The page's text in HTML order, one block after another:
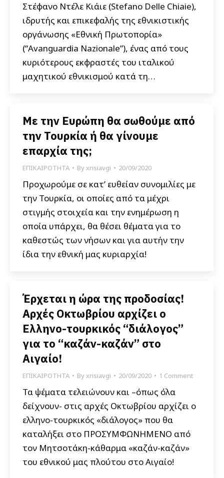
Στέφανο Ντέλε Κιάιε (Stefano Delle Chiaie),
ιδρυτής και επικεφαλής της εθνικιστικής
οργάνωσης «Εθνική Πρωτοπορία»
(“Avanguardia Nazionale”), ένας από τους
κυριότερους εκφραστές του ιταλικού
μαχητικού εθνικισμού κατά τη…
Με την Ευρώπη θα σωθούμε από
την Τουρκία ή θα γίνουμε
επαρχία της;
ΕΠΙΚΑΙΡΟΤΗΤΑ Byxrisiavgi 20/09/2020
Προχωρούμε σε κατ’ ευθείαν συνομιλίες με
την Τουρκία, οι οποίες από τα μέχρι
στιγμής στοιχεία και την ενημέρωση η
οποία υπάρχει, θα θέσει θέματα για το
καθεστώς των νήσων και για αυτήν την
ίδια την εθνική μας κυριαρχία!
Έρχεται η ώρα της προδοσίας!
Αρχές Οκτωβρίου αρχίζει ο
Ελληνο-τουρκικός “διάλογος”
για το “καζάν-καζάν” στο
Αιγαίο!
ΕΠΙΚΑΙΡΟΤΗΤΑ Byxrisiavgi 20/09/2020 1 Comment
Τα ψέματα τελειώνουν και –όπως όλα
δείχνουν- στις αρχές Οκτωβρίου αρχίζει ο
ελληνο-τουρκικός «διάλογος» που θα
καταλήξει στο ΠΡΟΣΥΜΦΩΝΗΜΕΝΟ από
τον Μητσοτάκη-κάθαρμα «καζάν-καζάν»
του εθνικού μας πλούτου στο Αιγαίο!